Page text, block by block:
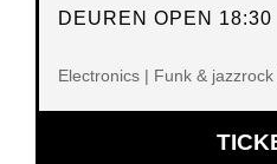
DEUREN OPEN 18:30
Electronics | Funk &